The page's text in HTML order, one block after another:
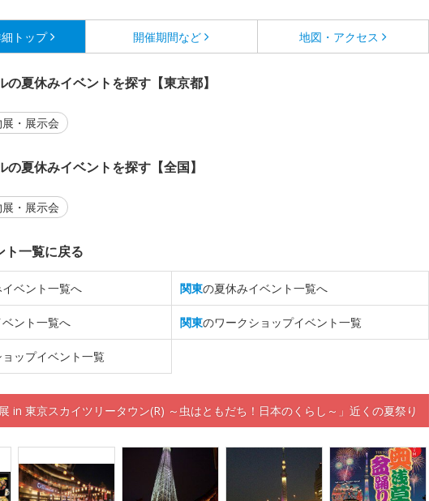
トップ 開催期間など 地図・アクセス
の夏休みイベントを探す【東京都】
・展示会
の夏休みイベントを探す【全国】
・展示会
ト一覧に戻る
ベント一覧へ 関東の夏休みイベント一覧へ
ント一覧へ 関東のワークショップイベント一覧
ップイベント一覧
展 in 東京スカイツリータウン(R) ～虫はともだち！日本のくらし～」近くの夏祭り